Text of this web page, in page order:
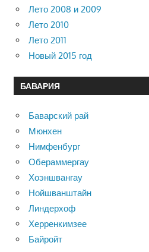
Лето 2008 и 2009
Лето 2010
Лето 2011
Новый 2015 год
БАВАРИЯ
Баварский рай
Мюнхен
Нимфенбург
Обераммергау
Хоэншвангау
Нойшванштайн
Линдерхоф
Херренкимзее
Байройт